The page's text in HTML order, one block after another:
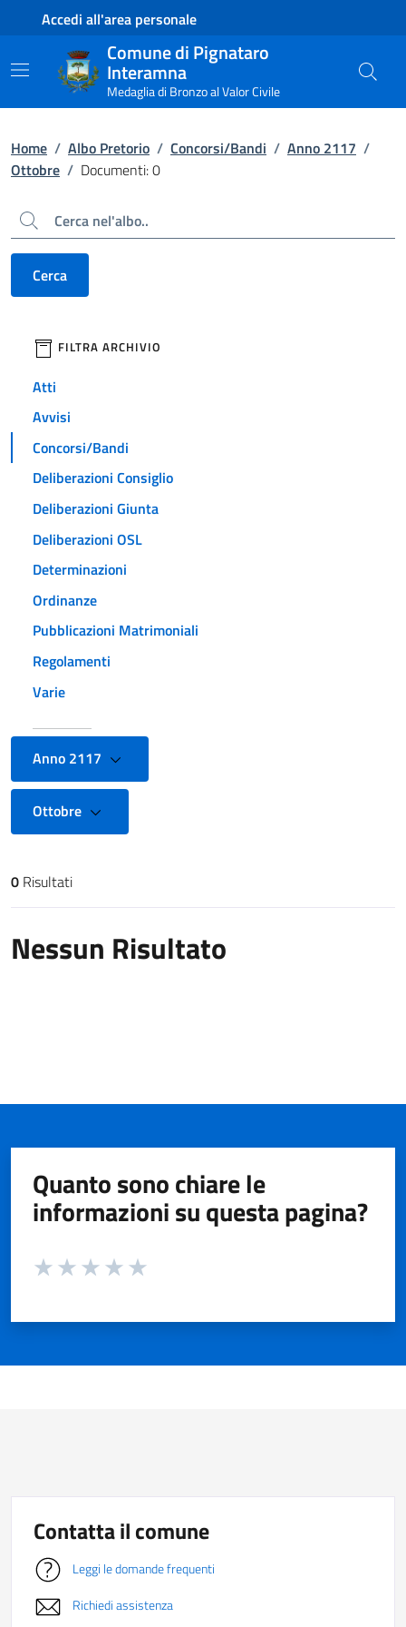
Contenuto principale
Piede di paginaAccedi all'area personale
Comune di Pignataro
Interamna
Medaglia di Bronzo al Valor Civile
Home / Albo Pretorio / Concorsi/Bandi / Anno 2117 /
Ottobre / Documenti: 0
Cerca
Cerca
filtri da applicare
FILTRA ARCHIVIO
Atti
Avvisi
Concorsi/Bandi
Deliberazioni Consiglio
Deliberazioni Giunta
Deliberazioni OSL
Determinazioni
Ordinanze
Pubblicazioni Matrimoniali
Regolamenti
Varie
Anno 2117
Ottobre
Risultati di ricerca
0 Risultati
Nessun Risultato
Quanto sono chiare le
informazioni su questa pagina?
Valuta da 1 a 5 stelle la pagina
Contatta il comune
Leggi le domande frequenti
Richiedi assistenza